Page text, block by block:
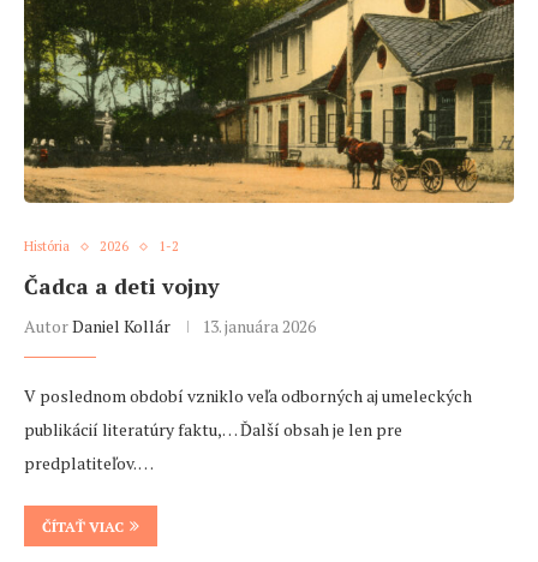
História 2026 1-2
Čadca a deti vojny
AutorDaniel Kollár 13. januára 2026
V poslednom období vzniklo veľa odborných aj umeleckých
publikácií literatúry faktu,… Ďalší obsah je len pre
predplatiteľov. …
ČÍTAŤ VIAC